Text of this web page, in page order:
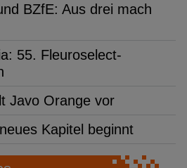
BZfE: Aus drei mach
55. Fleuroselect-
Javo Orange vor
Kapitel beginnt